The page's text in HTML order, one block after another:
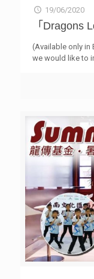
19/06/2020
「Dragons
(Available only in
we would like to